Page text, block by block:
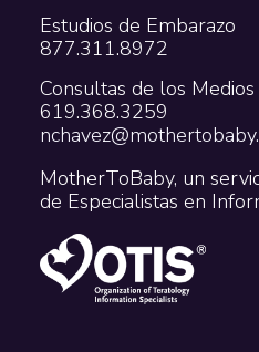
Estudios de Embarazo
877.311.8972
Consultas de los Medios
619.368.3259
MotherToBaby, un
de Especialistas en